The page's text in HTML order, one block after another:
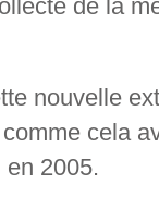
de la
nouvelle
cela
en 2005.